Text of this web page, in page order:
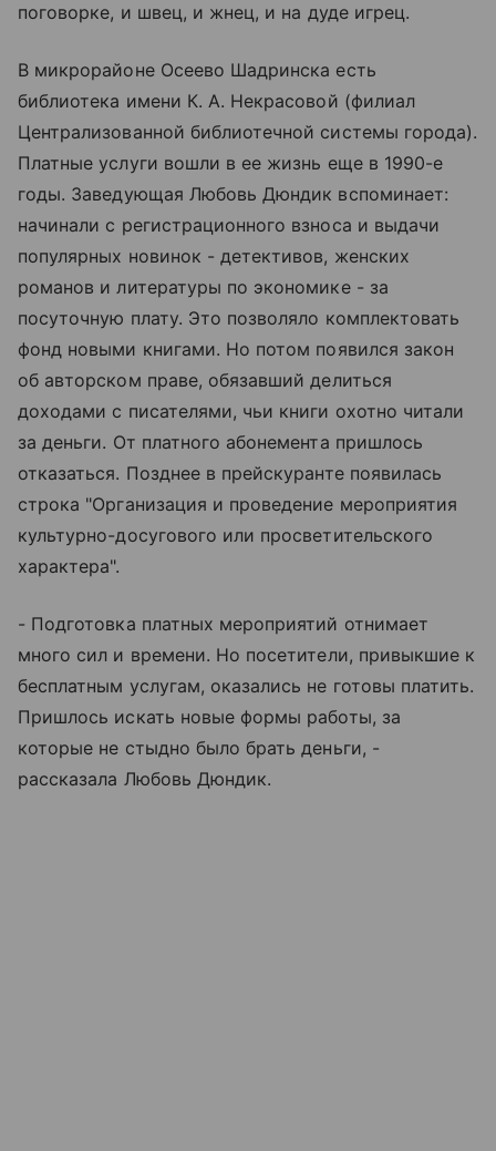
поговорке, и швец, и жнец, и на дуде игрец.
В микрорайоне Осеево Шадринска есть
библиотека имени К. А. Некрасовой (филиал
Централизованной библиотечной системы города).
Платные услуги вошли в ее жизнь еще в 1990-е
годы. Заведующая Любовь Дюндик вспоминает:
начинали с регистрационного взноса и выдачи
популярных новинок - детективов, женских
романов и литературы по экономике - за
посуточную плату. Это позволяло комплектовать
фонд новыми книгами. Но потом появился закон
об авторском праве, обязавший делиться
доходами с писателями, чьи книги охотно читали
за деньги. От платного абонемента пришлось
отказаться. Позднее в прейскуранте появилась
строка "Организация и проведение мероприятия
культурно-досугового или просветительского
характера".
- Подготовка платных мероприятий отнимает
много сил и времени. Но посетители, привыкшие к
бесплатным услугам, оказались не готовы платить.
Пришлось искать новые формы работы, за
которые не стыдно было брать деньги, -
рассказала Любовь Дюндик.